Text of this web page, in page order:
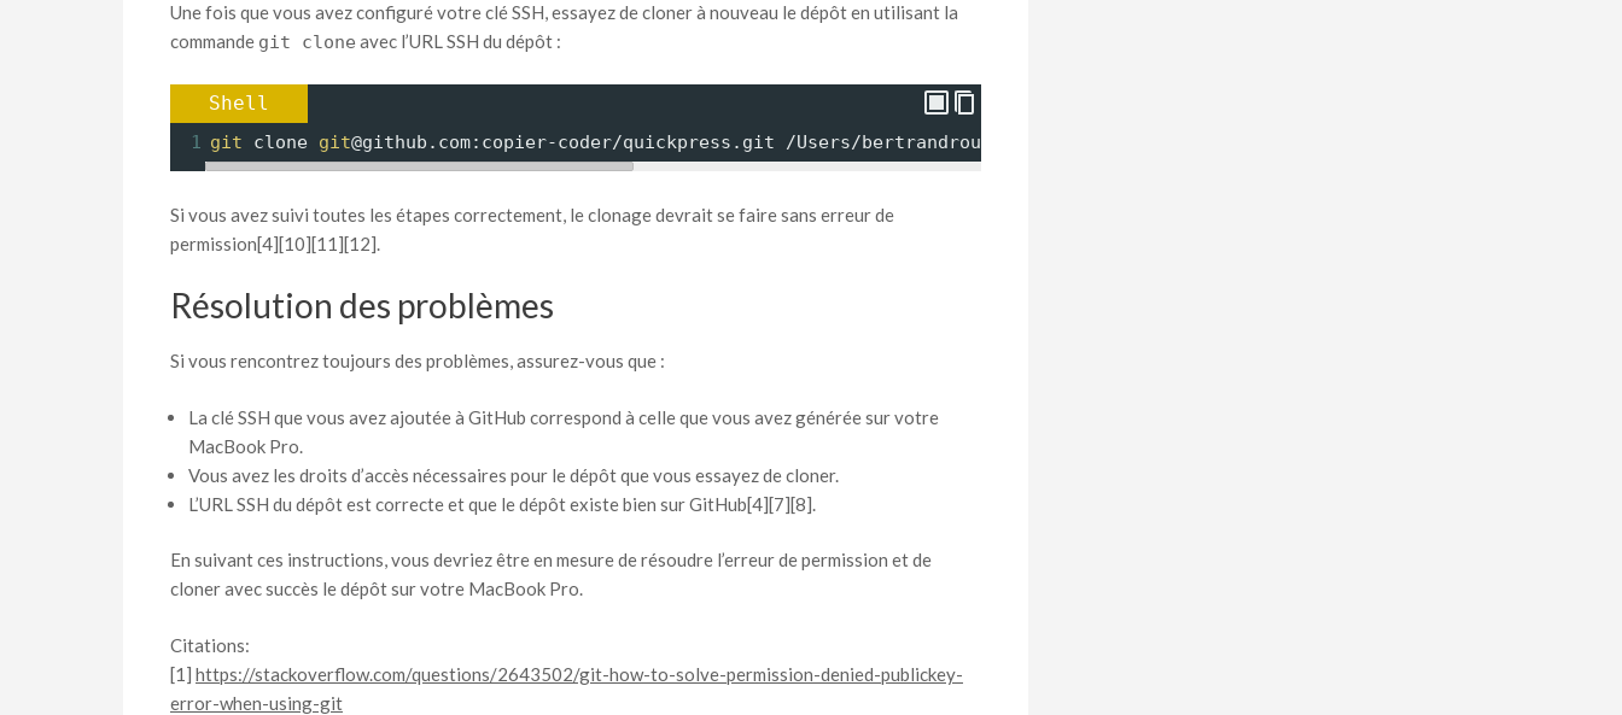
Une fois que vous avez configuré votre clé SSH, essayez de cloner à nouveau le dépôt en utilisant la
commande git clone avec l’URL SSH du dépôt :
Shell
1 git clone git@github.com:copier-coder/quickpress.git /Users/bertrandroussel/Documents/MacBookPro/Phoenix/Projets/quickpress
Si vous avez suivi toutes les étapes correctement, le clonage devrait se faire sans erreur de
permission[4][10][11][12].
Résolution des problèmes
Si vous rencontrez toujours des problèmes, assurez-vous que :
La clé SSH que vous avez ajoutée à GitHub correspond à celle que vous avez générée sur votre
MacBook Pro.
Vous avez les droits d’accès nécessaires pour le dépôt que vous essayez de cloner.
L’URL SSH du dépôt est correcte et que le dépôt existe bien sur GitHub[4][7][8].
En suivant ces instructions, vous devriez être en mesure de résoudre l’erreur de permission et de
cloner avec succès le dépôt sur votre MacBook Pro.
Citations:
[1] https://stackoverflow.com/questions/2643502/git-how-to-solve-permission-denied-publickey-
error-when-using-git